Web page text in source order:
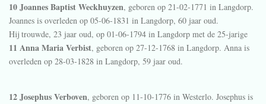
10 Joannes Baptist Weckhuyzen, geboren op 21-02-1771 in Langdorp.
Joannes is overleden op 05-06-1831 in Langdorp, 60 jaar oud.
Hij trouwde, 23 jaar oud, op 01-06-1794 in Langdorp met de 25-jarige
11 Anna Maria Verbist, geboren op 27-12-1768 in Langdorp. Anna is
overleden op 28-03-1828 in Langdorp, 59 jaar oud.
12 Josephus Verboven, geboren op 11-10-1776 in Westerlo. Josephus is